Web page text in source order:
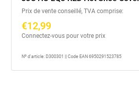
Prix de vente conseillé, TVA comprise:
€12,99
Connectez-vous pour votre prix
Nº d'article: D300301 || Code EAN 6950291523785